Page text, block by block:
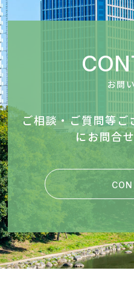
お問
ご相談・ご質問等
にお問合